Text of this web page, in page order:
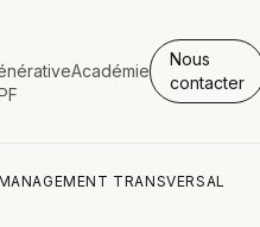
Académie
Nous
contacter
TRANSVERSAL